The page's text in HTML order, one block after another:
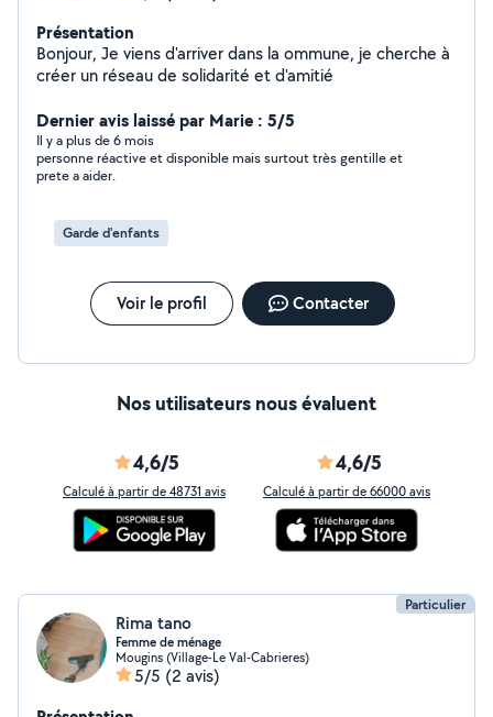
Présentation
Bonjour, Je viens d'arriver dans la ommune, je cherche à
créer un réseau de solidarité et d'amitié
Dernier avis laissé par Marie : 5/5
Il y a plus de 6 mois
personne réactive et disponible mais surtout très gentille et
prete a aider.
Garde d'enfants
Voir le profil Contacter
Nos utilisateurs nous évaluent
4,6/5
Calculé à partir de 48731 avis
4,6/5
Calculé à partir de 66000 avis
Particulier
Rima tano
Femme de ménage
Mougins (Village-Le Val-Cabrieres)
5/5 (2 avis)